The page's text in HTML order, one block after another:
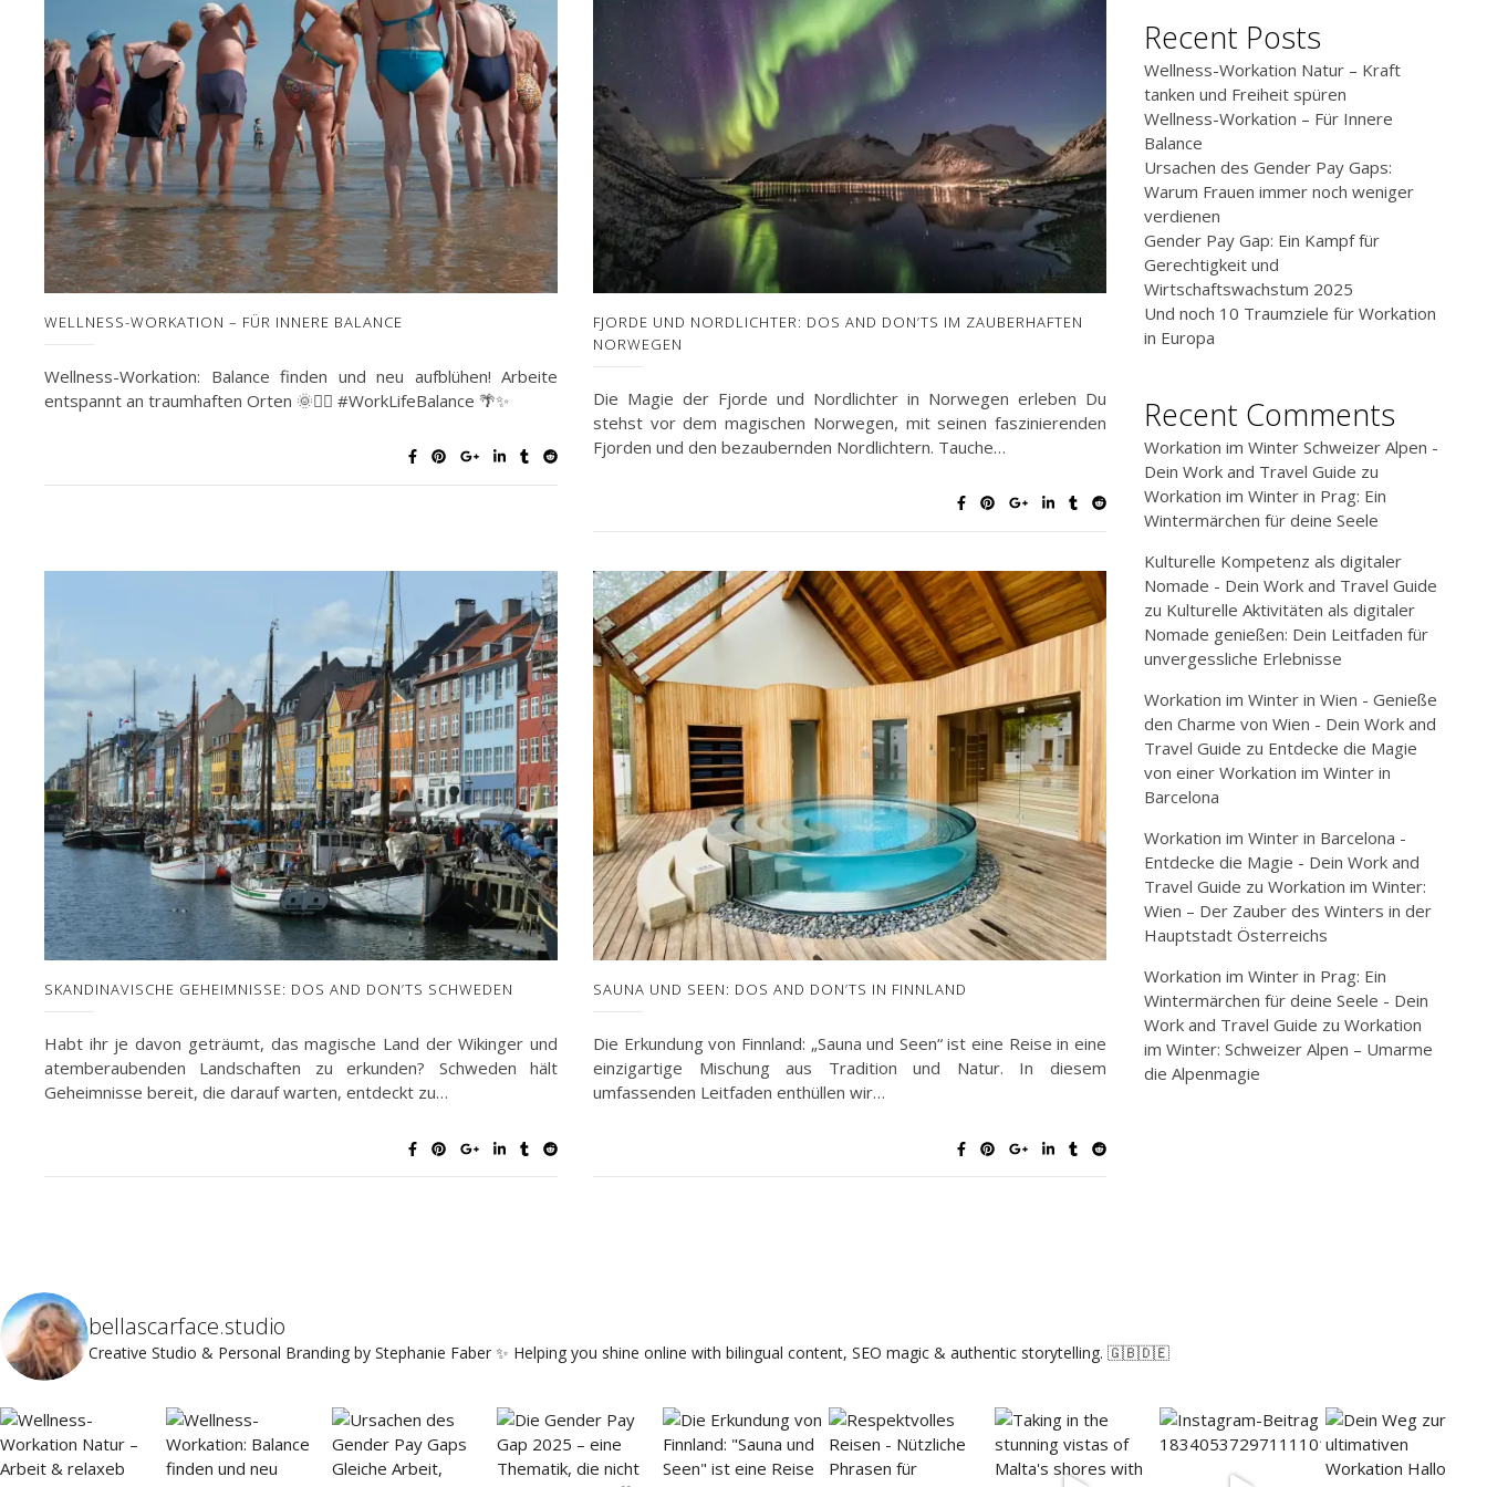
WELLNESS-WORKATION – FÜR INNERE BALANCE
Wellness-Workation: Balance finden und neu aufblühen! Arbeite
entspannt an traumhaften Orten 🌞🧘‍♀️ #WorkLifeBalance 🌴✨
FJORDE UND NORDLICHTER: DOS AND DON’TS IM ZAUBERHAFTEN
NORWEGEN
Die Magie der Fjorde und Nordlichter in Norwegen erleben Du
stehst vor dem magischen Norwegen, mit seinen faszinierenden
Fjorden und den bezaubernden Nordlichtern. Tauche…
SKANDINAVISCHE GEHEIMNISSE: DOS AND DON’TS SCHWEDEN
Habt ihr je davon geträumt, das magische Land der Wikinger und
atemberaubenden Landschaften zu erkunden? Schweden hält
Geheimnisse bereit, die darauf warten, entdeckt zu…
SAUNA UND SEEN: DOS AND DON’TS IN FINNLAND
Die Erkundung von Finnland: „Sauna und Seen“ ist eine Reise in eine
einzigartige Mischung aus Tradition und Natur. In diesem
umfassenden Leitfaden enthüllen wir…
Recent Posts
Wellness-Workation Natur – Kraft
tanken und Freiheit spüren
Wellness-Workation – Für Innere
Balance
Ursachen des Gender Pay Gaps:
Warum Frauen immer noch weniger
verdienen
Gender Pay Gap: Ein Kampf für
Gerechtigkeit und
Wirtschaftswachstum 2025
Und noch 10 Traumziele für Workation
in Europa
Recent Comments
Workation im Winter Schweizer Alpen -
Dein Work and Travel Guide zu
Workation im Winter in Prag: Ein
Wintermärchen für deine Seele
Kulturelle Kompetenz als digitaler
Nomade - Dein Work and Travel Guide
zu Kulturelle Aktivitäten als digitaler
Nomade genießen: Dein Leitfaden für
unvergessliche Erlebnisse
Workation im Winter in Wien - Genieße
den Charme von Wien - Dein Work and
Travel Guide zu Entdecke die Magie
von einer Workation im Winter in
Barcelona
Workation im Winter in Barcelona -
Entdecke die Magie - Dein Work and
Travel Guide zu Workation im Winter:
Wien – Der Zauber des Winters in der
Hauptstadt Österreichs
Workation im Winter in Prag: Ein
Wintermärchen für deine Seele - Dein
Work and Travel Guide zu Workation
im Winter: Schweizer Alpen – Umarme
die Alpenmagie
bellascarface.studio
Creative Studio & Personal Branding by Stephanie Faber ✨ Helping you shine online with bilingual content, SEO magic & authentic storytelling. 🇬🇧🇩🇪